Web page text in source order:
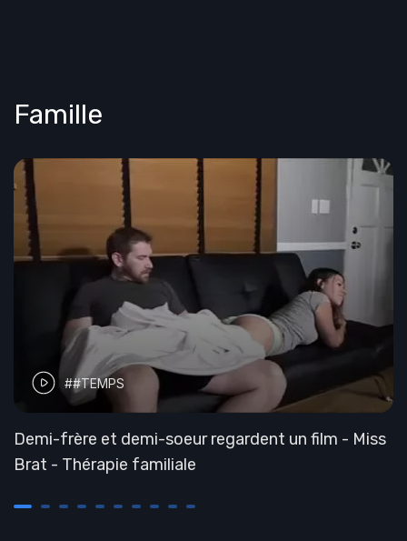
Famille
##TEMPS
Demi-frère et demi-soeur regardent un film - Miss
Brat - Thérapie familiale